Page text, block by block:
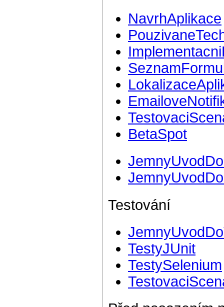
NavrhAplikace
BetaSpot
Testování
TestyJUnit
TestySelenium